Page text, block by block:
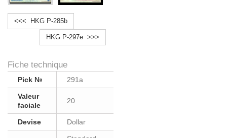
<<< HKG P-285b
HKG P-297e >>>
Fiche technique
Pick № 291a
Valeur
faciale
20
Devise Dollar